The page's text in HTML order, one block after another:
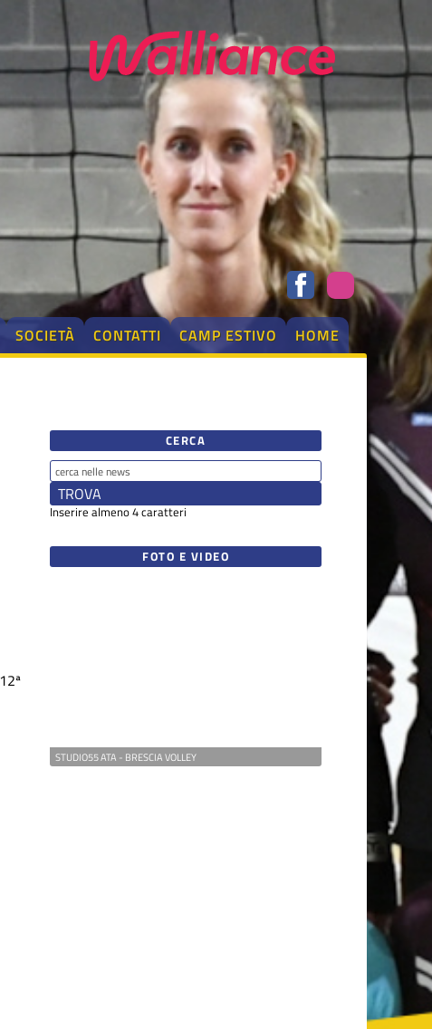
SOCIETÀ CONTATTI CAMP ESTIVO HOME
12ª
CERCA
Inserire almeno 4 caratteri
FOTO E VIDEO
STUDIO55 ATA - BRESCIA VOLLEY